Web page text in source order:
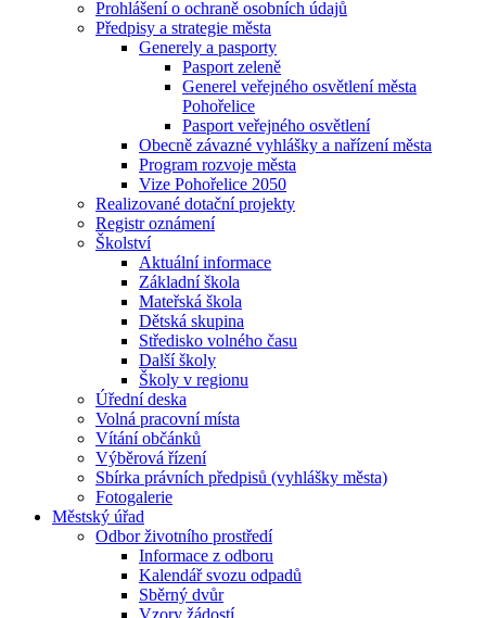
Prohlášení o ochraně osobních údajů
Předpisy a strategie města
Generely a pasporty
Pasport zeleně
Generel veřejného osvětlení města
Pohořelice
Pasport veřejného osvětlení
Obecně závazné vyhlášky a nařízení města
Program rozvoje města
Vize Pohořelice 2050
Realizované dotační projekty
Registr oznámení
Školství
Aktuální informace
Základní škola
Mateřská škola
Dětská skupina
Středisko volného času
Další školy
Školy v regionu
Úřední deska
Volná pracovní místa
Vítání občánků
Výběrová řízení
Sbírka právních předpisů (vyhlášky města)
Fotogalerie
Městský úřad
Odbor životního prostředí
Informace z odboru
Kalendář svozu odpadů
Sběrný dvůr
Vzory žádostí